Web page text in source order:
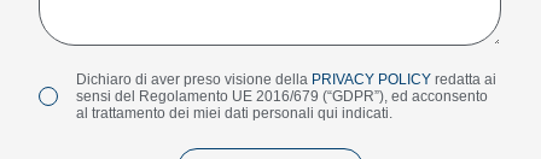
Privacy
*
Dichiaro di aver preso visione della PRIVACY POLICY redatta ai
sensi del Regolamento UE 2016/679 (“GDPR”), ed acconsento
al trattamento dei miei dati personali qui indicati.